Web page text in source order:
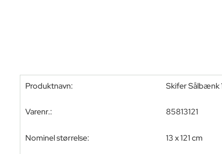
Produktnavn: Skifer Sålbænk
Varenr.: 85813121
Nominel størrelse: 13 x 121 cm